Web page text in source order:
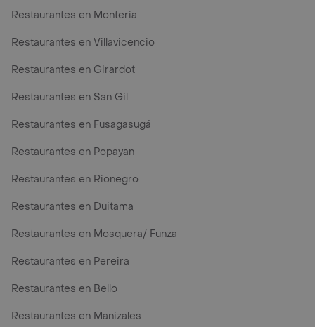
Restaurantes en Monteria
Restaurantes en Villavicencio
Restaurantes en Girardot
Restaurantes en San Gil
Restaurantes en Fusagasugá
Restaurantes en Popayan
Restaurantes en Rionegro
Restaurantes en Duitama
Restaurantes en Mosquera/ Funza
Restaurantes en Pereira
Restaurantes en Bello
Restaurantes en Manizales